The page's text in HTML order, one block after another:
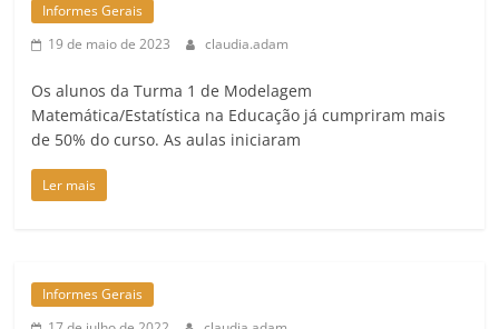
Informes Gerais
19 de maio de 2023
claudia.adam
Os alunos da Turma 1 de Modelagem
Matemática/Estatística na Educação já cumpriram mais
de 50% do curso. As aulas iniciaram
Ler mais
Informes Gerais